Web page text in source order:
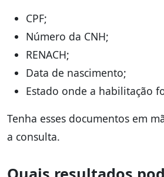
CPF;
Número da CNH;
RENACH;
Data de nascimento;
Estado onde a habilitação
Tenha esses documentos em
a consulta.